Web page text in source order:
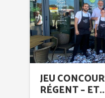
JEU
RÉGENT –